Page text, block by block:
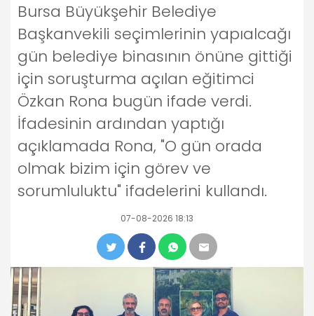
Bursa Büyükşehir Belediye
Başkanvekili seçimlerinin yapıalcağı
gün belediye binasının önüne gittiği
için soruşturma açılan eğitimci
Özkan Rona bugün ifade verdi.
İfadesinin ardından yaptığı
açıklamada Rona, "O gün orada
olmak bizim için görev ve
sorumluluktu" ifadelerini kullandı.
07-08-2026 18:13